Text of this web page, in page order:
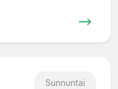
Sunnuntai